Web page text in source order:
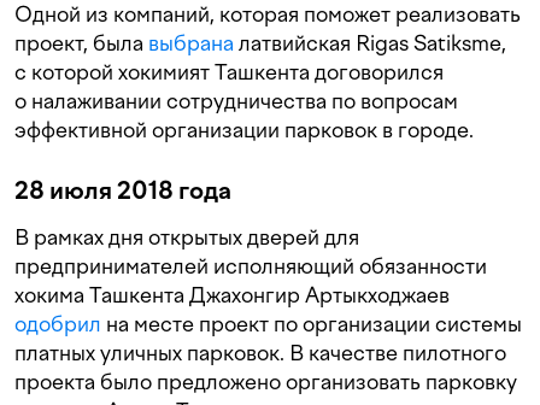
Одной из компаний, которая поможет реализовать
проект, была выбрана латвийская Rigas Satiksme,
с которой хокимият Ташкента договорился
о налаживании сотрудничества по вопросам
эффективной организации парковок в городе.
28 июля 2018 года
В рамках дня открытых дверей для
предпринимателей исполняющий обязанности
хокима Ташкента Джахонгир Артыкходжаев
одобрил на месте проект по организации системы
платных уличных парковок. В качестве пилотного
проекта было предложено организовать парковку